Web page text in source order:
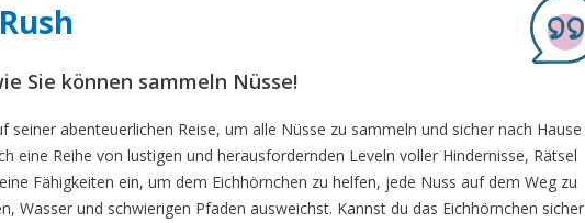
Sie können sammeln Nüsse!
seiner abenteuerlichen Reise, um alle Nüsse zu sammeln und sicher nach Hause
eine Reihe von lustigen und herausfordernden Leveln voller Hindernisse, Rätsel
Fähigkeiten ein, um dem Eichhörnchen zu helfen, jede Nuss auf dem Weg zu
Wasser und schwierigen Pfaden ausweichst. Kannst du das Eichhörnchen sicher